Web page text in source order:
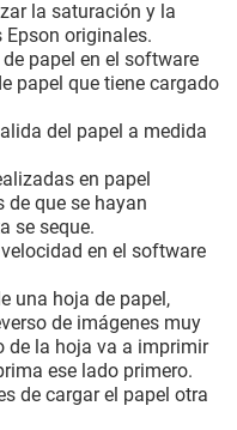
la saturación y la
originales.
papel en el software
papel que tiene cargado
del papel a medida
en papel
que se hayan
se seque.
en el software
una hoja de papel,
de imágenes muy
de la hoja va a imprimir
ese lado primero.
de cargar el papel otra